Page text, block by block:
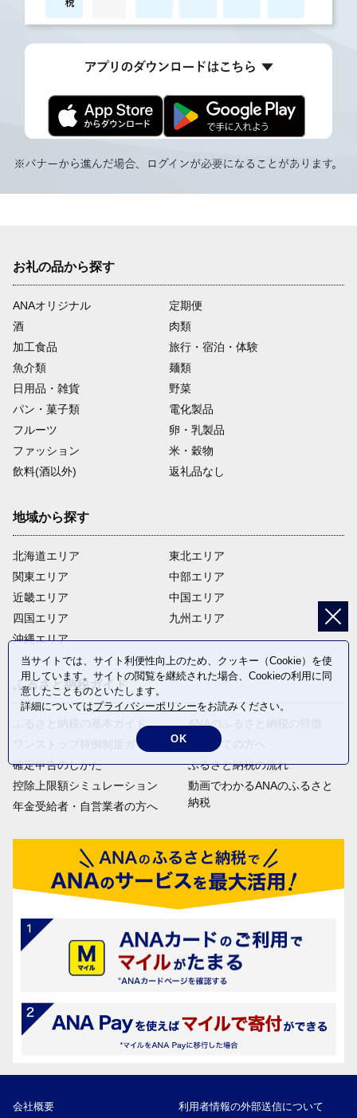
お礼の品から探す
ANAオリジナル
定期便
酒
肉類
加工食品
旅行・宿泊・体験
魚介類
麺類
日用品・雑貨
野菜
パン・菓子類
電化製品
フルーツ
卵・乳製品
ファッション
米・穀物
飲料(酒以外)
返礼品なし
地域から探す
北海道エリア
関東エリア
近畿エリア
四国エリア
沖縄エリア
東北エリア
中部エリア
中国エリア
九州エリア
ふるさと納税ガイド
ふるさと納税の基本ガイド
ワンストップ特例制度ガイド
確定申告のしかた
控除上限額シミュレーション
年金受給者・自営業者の方へ
ANAのふるさと納税の特徴
はじめての方へ
ふるさと納税の流れ
動画でわかるANAのふるさと
納税
会社概要 利用者情報の外部送信について
当サイトでは、サイト利便性向上のため、クッキー（Cookie）を使
用しています。サイトの閲覧を継続された場合、Cookieの利用に同
意したことものといたします。
詳細についてはプライバシーポリシーをお読みください。
OK